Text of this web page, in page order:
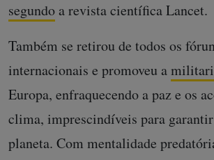
segundo a revista científica Lancet.
Também se retirou de todos os
internacionais e promoveu a
Europa, enfraquecendo a paz e os
clima, imprescindíveis para garantir
planeta. Com mentalidade